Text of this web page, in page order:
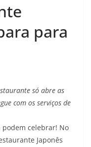
para
só abre as
com os serviços de
celebrar! No
Japonês